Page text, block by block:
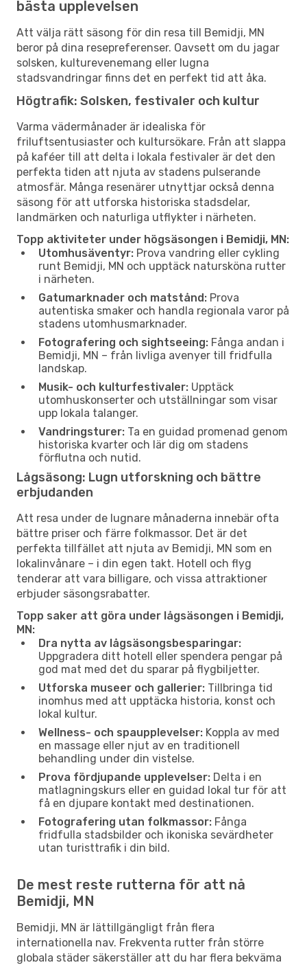
bästa upplevelsen
Att välja rätt säsong för din resa till Bemidji, MN
beror på dina resepreferenser. Oavsett om du jagar
solsken, kulturevenemang eller lugna
stadsvandringar finns det en perfekt tid att åka.
Högtrafik: Solsken, festivaler och kultur
Varma vädermånader är idealiska för
friluftsentusiaster och kultursökare. Från att slappa
på kaféer till att delta i lokala festivaler är det den
perfekta tiden att njuta av stadens pulserande
atmosfär. Många resenärer utnyttjar också denna
säsong för att utforska historiska stadsdelar,
landmärken och naturliga utflykter i närheten.
Topp aktiviteter under högsäsongen i Bemidji, MN:
Utomhusäventyr: Prova vandring eller cykling
runt Bemidji, MN och upptäck natursköna rutter
i närheten.
Gatumarknader och matstånd: Prova
autentiska smaker och handla regionala varor på
stadens utomhusmarknader.
Fotografering och sightseeing: Fånga andan i
Bemidji, MN – från livliga avenyer till fridfulla
landskap.
Musik- och kulturfestivaler: Upptäck
utomhuskonserter och utställningar som visar
upp lokala talanger.
Vandringsturer: Ta en guidad promenad genom
historiska kvarter och lär dig om stadens
förflutna och nutid.
Lågsäsong: Lugn utforskning och bättre
erbjudanden
Att resa under de lugnare månaderna innebär ofta
bättre priser och färre folkmassor. Det är det
perfekta tillfället att njuta av Bemidji, MN som en
lokalinvånare – i din egen takt. Hotell och flyg
tenderar att vara billigare, och vissa attraktioner
erbjuder säsongsrabatter.
Topp saker att göra under lågsäsongen i Bemidji,
MN:
Dra nytta av lågsäsongsbesparingar:
Uppgradera ditt hotell eller spendera pengar på
god mat med det du sparar på flygbiljetter.
Utforska museer och gallerier: Tillbringa tid
inomhus med att upptäcka historia, konst och
lokal kultur.
Wellness- och spaupplevelser: Koppla av med
en massage eller njut av en traditionell
behandling under din vistelse.
Prova fördjupande upplevelser: Delta i en
matlagningskurs eller en guidad lokal tur för att
få en djupare kontakt med destinationen.
Fotografering utan folkmassor: Fånga
fridfulla stadsbilder och ikoniska sevärdheter
utan turisttrafik i din bild.
De mest reste rutterna för att nå
Bemidji, MN
Bemidji, MN är lättillgängligt från flera
internationella nav. Frekventa rutter från större
globala städer säkerställer att du har flera bekväma